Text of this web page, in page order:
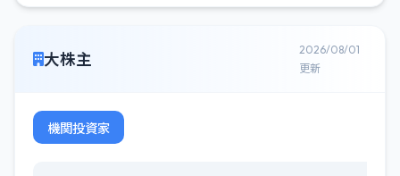
大株主
2026/08/01
更新
機関投資家